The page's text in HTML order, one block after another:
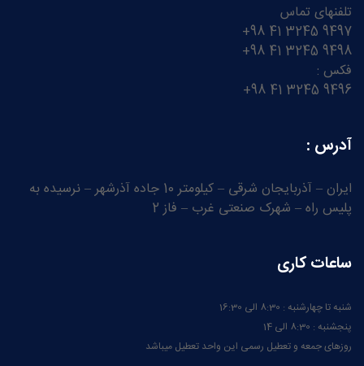
تلفنهای تماس
9497 3245 41 98+
9498 3245 41 98+
فکس :
9496 3245 41 98+
آدرس :
ایران – آذربایجان شرقی – کیلومتر 10 جاده آذرشهر – نرسیده به
پلیس راه – شهرک صنعتی غرب – فاز 2
ساعات کاری
شنبه تا چهارشنبه : 8:30 الی 16:30
پنجشنبه : 8:30 الی 14
روزهای جمعه و تعطیل رسمی این واحد تعطیل میباشد